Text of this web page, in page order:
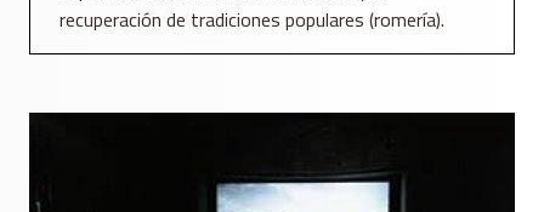
recuperación de tradiciones populares (romería).